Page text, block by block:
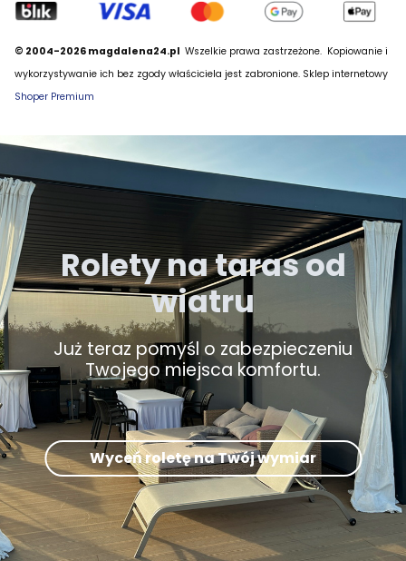
© 2004-2026 magdalena24.pl Wszelkie prawa zastrzeżone. Kopiowanie i
wykorzystywanie ich bez zgody właściciela jest zabronione. Sklep internetowy
Shoper Premium
Rolety na taras od
wiatru
Już teraz pomyśl o zabezpieczeniu
Twojego miejsca komfortu.
Wyceń roletę na Twój wymiar